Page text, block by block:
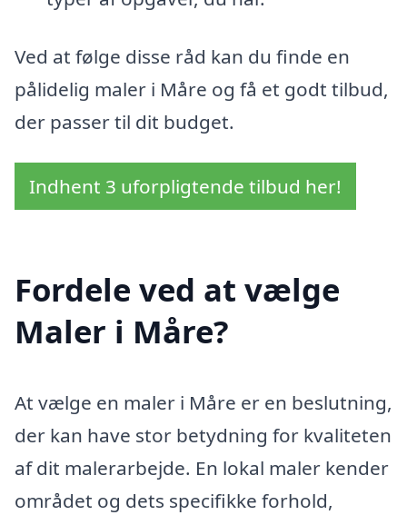
Ved at følge disse råd kan du finde en
pålidelig maler i Måre og få et godt tilbud,
der passer til dit budget.
Indhent 3 uforpligtende tilbud her!
Fordele ved at vælge
Maler i Måre?
At vælge en maler i Måre er en beslutning,
der kan have stor betydning for kvaliteten
af dit malerarbejde. En lokal maler kender
området og dets specifikke forhold,